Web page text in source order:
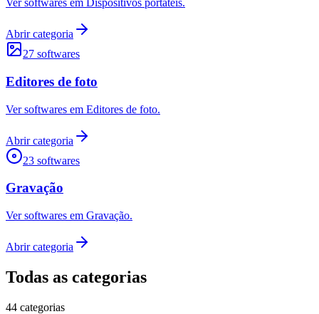
Ver softwares em Dispositivos portáteis.
Abrir categoria
27 softwares
Editores de foto
Ver softwares em Editores de foto.
Abrir categoria
23 softwares
Gravação
Ver softwares em Gravação.
Abrir categoria
Todas as categorias
44 categorias